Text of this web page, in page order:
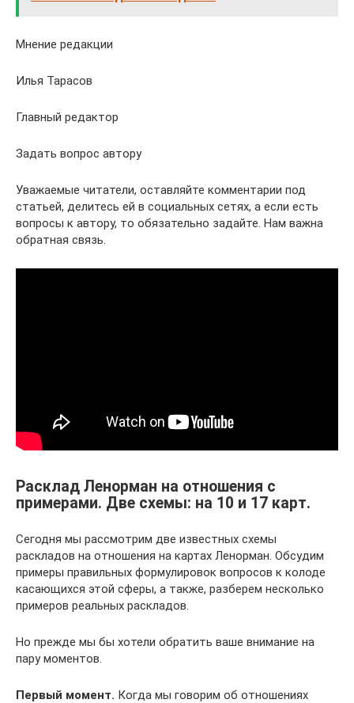
Мнение редакции
Илья Тарасов
Главный редактор
Задать вопрос автору
Уважаемые читатели, оставляйте комментарии под
статьей, делитесь ей в социальных сетях, а если есть
вопросы к автору, то обязательно задайте. Нам важна
обратная связь.
Расклад Ленорман на отношения с
примерами. Две схемы: на 10 и 17 карт.
Сегодня мы рассмотрим две известных схемы
раскладов на отношения на картах Ленорман. Обсудим
примеры правильных формулировок вопросов к колоде
касающихся этой сферы, а также, разберем несколько
примеров реальных раскладов.
Но прежде мы бы хотели обратить ваше внимание на
пару моментов.
Первый момент. Когда мы говорим об отношениях